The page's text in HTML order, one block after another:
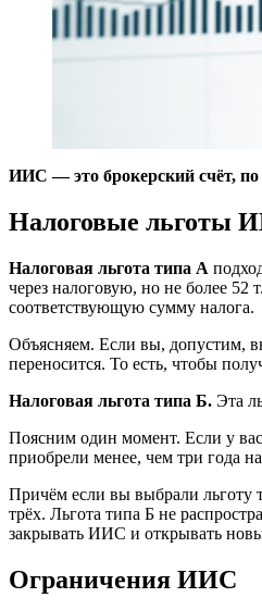
ИИС — это брокерский счёт, по
Налоговые льготы
Налоговая льгота типа А
через налоговую, но не более 52
соответствующую сумму налога.
Объясняем. Если вы, допустим,
переносится. То есть, чтобы
Налоговая льгота типа Б. Эта
Поясним один момент. Если у вас
приобрели менее, чем три года
Причём если вы выбрали льготу
трёх. Льгота типа Б не
закрывать ИИС и открывать
Ограничения ИИС